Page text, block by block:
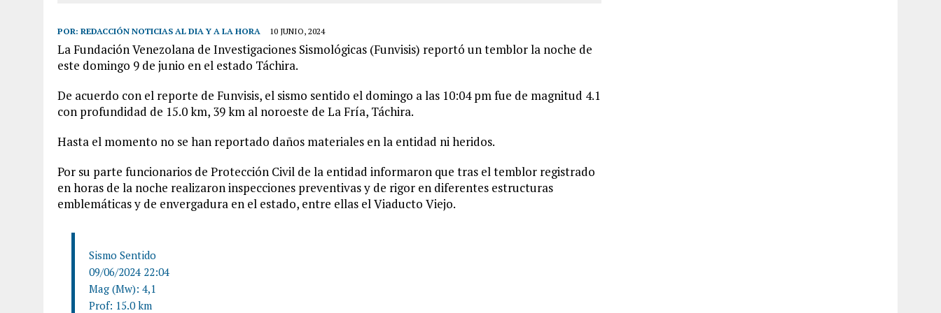
POR: REDACCIÓN NOTICIAS AL DIA Y A LA HORA 10 JUNIO, 2024
La Fundación Venezolana de Investigaciones Sismológicas (Funvisis) reportó un temblor la noche de
este domingo 9 de junio en el estado Táchira.
De acuerdo con el reporte de Funvisis, el sismo sentido el domingo a las 10:04 pm fue de magnitud 4.1
con profundidad de 15.0 km, 39 km al noroeste de La Fría, Táchira.
Hasta el momento no se han reportado daños materiales en la entidad ni heridos.
Por su parte funcionarios de Protección Civil de la entidad informaron que tras el temblor registrado
en horas de la noche realizaron inspecciones preventivas y de rigor en diferentes estructuras
emblemáticas y de envergadura en el estado, entre ellas el Viaducto Viejo.
Sismo Sentido
09/06/2024 22:04
Mag (Mw): 4,1
Prof: 15.0 km